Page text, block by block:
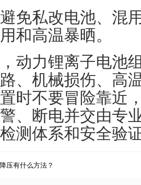
免私改电池、混
和高温暴晒。
动力锂离子电池
、机械损伤、高
时不要冒险靠近
、断电并交由专
测体系和安全验
压有什么方法？